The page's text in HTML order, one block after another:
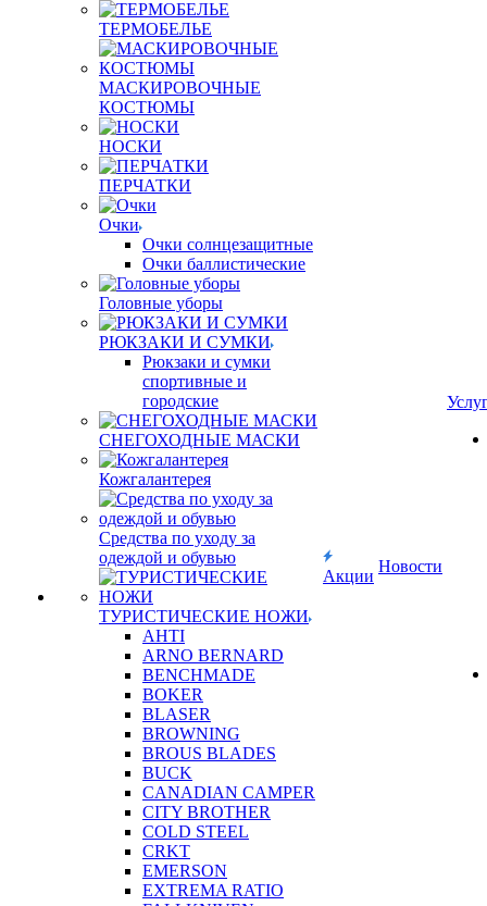
ТЕРМОБЕЛЬЕ
МАСКИРОВОЧНЫЕ
КОСТЮМЫ
НОСКИ
ПЕРЧАТКИ
Очки
Очки солнцезащитные
Очки баллистические
Головные уборы
РЮКЗАКИ И СУМКИ
Рюкзаки и сумки
спортивные и
городские
СНЕГОХОДНЫЕ МАСКИ
Кожгалантерея
Средства по уходу за
одеждой и обувью
ТУРИСТИЧЕСКИЕ НОЖИ
AHTI
ARNO BERNARD
BENCHMADE
BOKER
BLASER
BROWNING
BROUS BLADES
BUCK
CANADIAN CAMPER
CITY BROTHER
COLD STEEL
CRKT
EMERSON
EXTREMA RATIO
Акции
Новости